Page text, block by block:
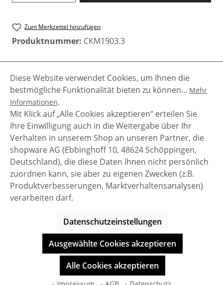
Zum Merkzettel hinzufügen
Produktnummer: CKM1903.3
Beschreibung
Marcel ist ein Sneaker von Calvin Klein und ist
durch die tolle Farbgebung von navy und weiß
super zu allem zu kombinieren.…Mehr
Service-Hotline
Informationen
© BOOTBAY-n-others
Alle Preise inkl. gesetzl. Mehrwertsteuer zzgl.
Versandkosten
Diese Website verwendet Cookies, um Ihnen die
bestmögliche Funktionalität bieten zu können... Mehr
Informationen.
Mit Klick auf „Alle Cookies akzeptieren“ erteilen Sie
Ihre Einwilligung auch in die Weitergabe über Ihr
Verhalten in unserem Shop an unseren Partner, die
shopware AG (Ebbinghoff 10, 48624 Schöppingen,
Deutschland), die diese Daten Ihnen nicht persönlich
zuordnen kann, sie aber zu eigenen Zwecken (z.B.
Produktverbesserungen, Marktverhaltensanalysen)
verarbeiten darf.
Datenschutzeinstellungen
Ausgewählte Cookies akzeptieren
Alle Cookies akzeptieren